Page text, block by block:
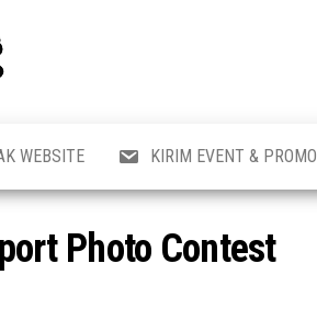
Pameran,
Acara &
Terbaru
Seminar,
Bazaar,
Job Fair,
Lomba dll.
WEBSITE KIRIM EVENT & PROMO
Photo Contest